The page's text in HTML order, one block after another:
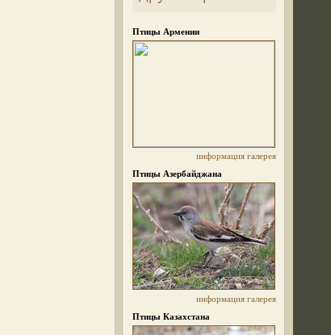
Птицы Армении
информация галерея
Птицы Азербайджана
информация галерея
Птицы Казахстана